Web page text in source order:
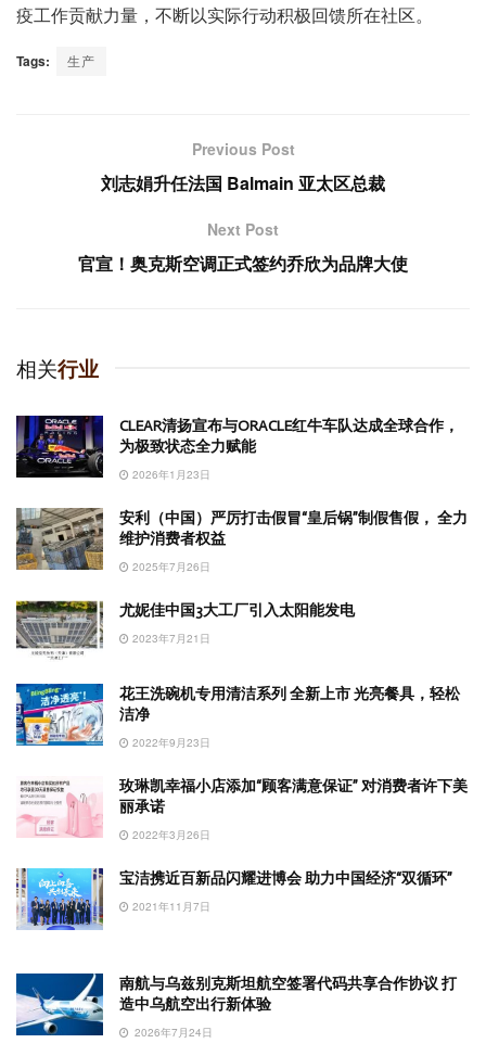
疫工作贡献力量，不断以实际行动积极回馈所在社区。
Tags: 生产
Previous Post
刘志娟升任法国 Balmain 亚太区总裁
Next Post
官宣！奥克斯空调正式签约乔欣为品牌大使
相关行业
CLEAR清扬宣布与ORACLE红牛车队达成全球合作，
为极致状态全力赋能
2026年1月23日
安利（中国）严厉打击假冒“皇后锅”制假售假， 全力
维护消费者权益
2025年7月26日
尤妮佳中国3大工厂引入太阳能发电
2023年7月21日
花王洗碗机专用清洁系列 全新上市 光亮餐具，轻松
洁净
2022年9月23日
玫琳凯幸福小店添加“顾客满意保证” 对消费者许下美
丽承诺
2022年3月26日
宝洁携近百新品闪耀进博会 助力中国经济“双循环”
2021年11月7日
南航与乌兹别克斯坦航空签署代码共享合作协议 打
造中乌航空出行新体验
2026年7月24日